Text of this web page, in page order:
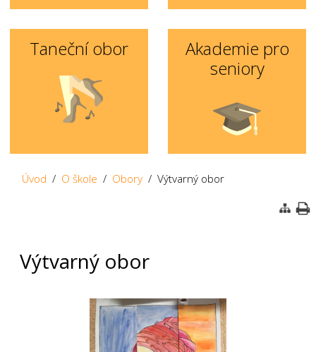
Taneční obor
Akademie pro
seniory
Úvod / O škole / Obory/ Výtvarný obor
Výtvarný obor